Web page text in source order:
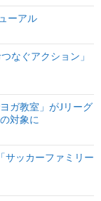
ーアル
なぐアクション」
ガ教室」がJリーグ
対象に
サッカーファミリー